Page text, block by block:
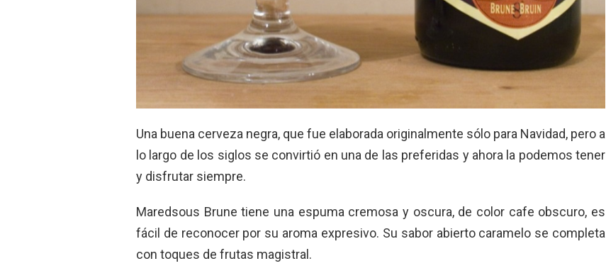
Una buena cerveza negra, que fue elaborada originalmente sólo para Navidad, pero a
lo largo de los siglos se convirtió en una de las preferidas y ahora la podemos tener
y disfrutar siempre.
Maredsous Brune tiene una espuma cremosa y oscura, de color cafe obscuro, es
fácil de reconocer por su aroma expresivo. Su sabor abierto caramelo se completa
con toques de frutas magistral.